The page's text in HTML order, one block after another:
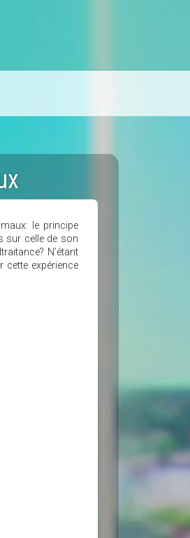
le principe
sur celle de son
N’étant
expérience